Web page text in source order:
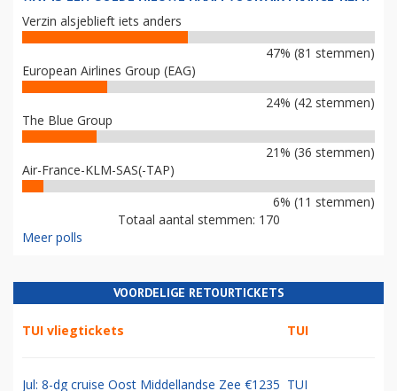
Verzin alsjeblieft iets anders
47% (81 stemmen)
European Airlines Group (EAG)
24% (42 stemmen)
The Blue Group
21% (36 stemmen)
Air-France-KLM-SAS(-TAP)
6% (11 stemmen)
Totaal aantal stemmen: 170
Meer polls
VOORDELIGE RETOURTICKETS
TUI vliegtickets TUI
Jul: 8-dg cruise Oost Middellandse Zee €1235 TUI